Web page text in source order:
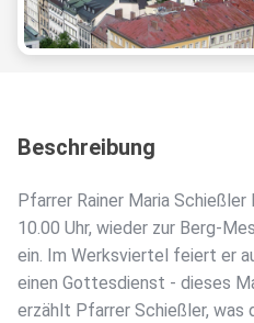
Beschreibung
Pfarrer Rainer Maria
10.00 Uhr, wieder zur Berg-
ein. Im Werksviertel feiert er
einen Gottesdienst - dieses
erzählt Pfarrer Schießler, was